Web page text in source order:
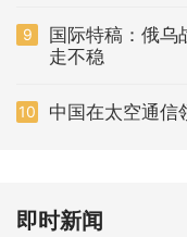
9
国际特稿：俄乌
走不稳
10 中国在太空通信
即时新闻